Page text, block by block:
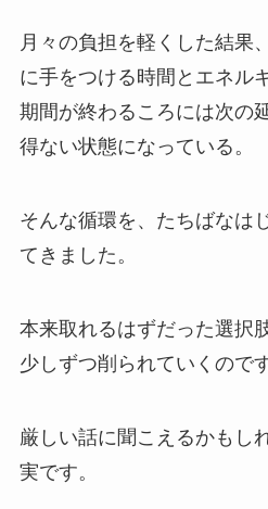
月々の負担を軽くした結果
に手をつける時間とエネル
期間が終わるころには次の
得ない状態になっている。
そんな循環を、たちばなは
てきました。
本来取れるはずだった選択
少しずつ削られていくのです
厳しい話に聞こえるかもし
実です。